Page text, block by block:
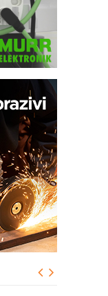
korist
40 godina
u